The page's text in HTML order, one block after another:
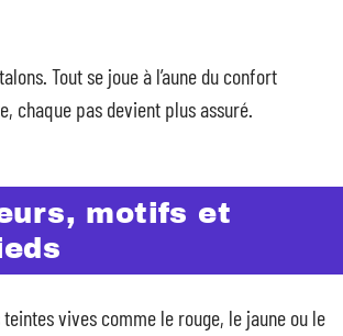
Tout se joue à l’aune du confort
chaque pas devient plus assuré.
motifs et
vives comme le rouge, le jaune ou le